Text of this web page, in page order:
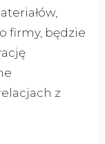
firmy, będzie
z